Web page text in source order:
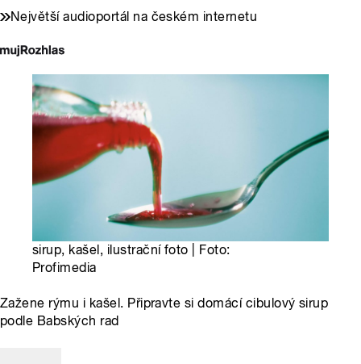
Největší audioportál na českém internetu
sirup, kašel, ilustrační foto | Foto:
Profimedia
Zažene rýmu i kašel. Připravte si domácí cibulový sirup
podle Babských rad